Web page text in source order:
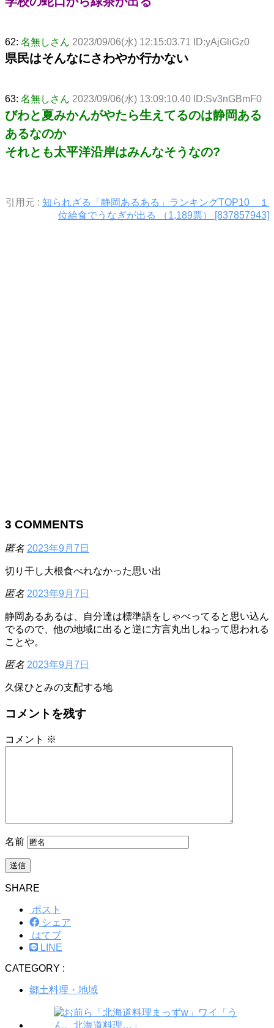
62: 名無しさん 2023/09/06(水) 12:15:03.71 ID:yAjGliGz0
県民はそんなにさわやか行かない
63: 名無しさん 2023/09/06(水) 13:09:10.40 ID:Sv3nGBmF0
びわと夏みかんがやたら生えてるのは静岡ある
あるなのか
それとも太平洋沿岸はみんなそうなの?
引用元 : 知られざる「静岡あるある」ランキングTOP10 １
位給食でうなぎが出る （1,189票） [837857943]
3 COMMENTS
匿名 2023年9月7日
切り干し大根食べれなかった思い出
匿名 2023年9月7日
静岡あるあるは、自分達は標準語をしゃべってると思い込ん
でるので、他の地域に出ると逆に方言丸出しねって思われる
ことや。
匿名 2023年9月7日
久保ひとみの支配する地
コメントを残す
コメント ※
名前
SHARE
ポスト
シェア
はてブ
LINE
CATEGORY :
郷土料理・地域